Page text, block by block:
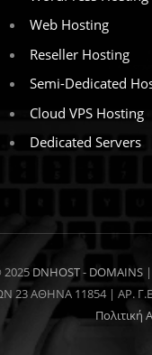
Web Hosting
Reseller Hosting
Semi-Dedicated
Cloud VPS Hosting
Dedicated Servers
DNHOST- DOMAINS|
23 ΑΘΗΝΑ 11854 | AP.
Πολιτική